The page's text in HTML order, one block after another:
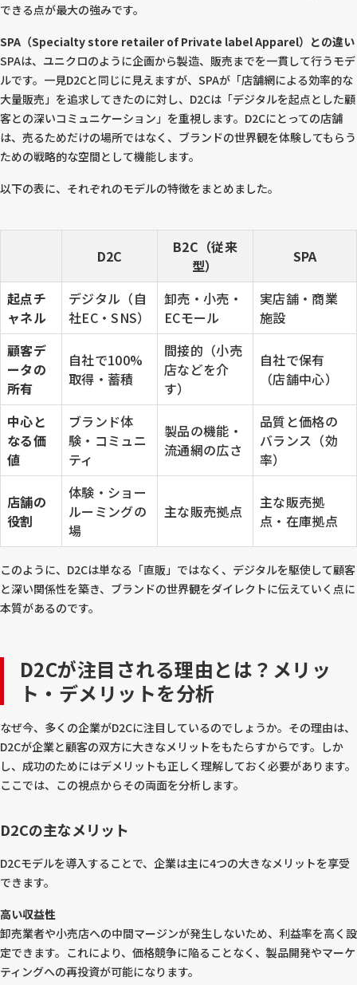
できる点が最大の強みです。
SPA（Specialty store retailer of Private label Apparel）との違い
SPAは、ユニクロのように企画から製造、販売までを一貫して行うモデ
ルです。一見D2Cと同じに見えますが、SPAが「店舗網による効率的な
大量販売」を追求してきたのに対し、D2Cは「デジタルを起点とした顧
客との深いコミュニケーション」を重視します。D2Cにとっての店舗
は、売るためだけの場所ではなく、ブランドの世界観を体験してもらう
ための戦略的な空間として機能します。
以下の表に、それぞれのモデルの特徴をまとめました。
D2C
B2C（従来
型）
SPA
起点チ
ャネル
デジタル（自
社EC・SNS）
卸売・小売・
ECモール
実店舗・商業
施設
顧客デ
ータの
所有
自社で100%
取得・蓄積
間接的（小売
店などを介
す）
自社で保有
（店舗中心）
中心と
なる価
値
ブランド体
験・コミュニ
ティ
製品の機能・
流通網の広さ
品質と価格の
バランス（効
率）
店舗の
役割
体験・ショー
ルーミングの
場
主な販売拠点
主な販売拠
点・在庫拠点
このように、D2Cは単なる「直販」ではなく、デジタルを駆使して顧客
と深い関係性を築き、ブランドの世界観をダイレクトに伝えていく点に
本質があるのです。
D2Cが注目される理由とは？メリッ
ト・デメリットを分析
なぜ今、多くの企業がD2Cに注目しているのでしょうか。その理由は、
D2Cが企業と顧客の双方に大きなメリットをもたらすからです。しか
し、成功のためにはデメリットも正しく理解しておく必要があります。
ここでは、この視点からその両面を分析します。
D2Cの主なメリット
D2Cモデルを導入することで、企業は主に4つの大きなメリットを享受
できます。
高い収益性
卸売業者や小売店への中間マージンが発生しないため、利益率を高く設
定できます。これにより、価格競争に陥ることなく、製品開発やマーケ
ティングへの再投資が可能になります。